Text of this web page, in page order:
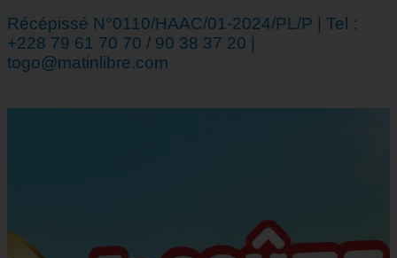
Récépissé N°0110/HAAC/01-2024/PL/P | Tel :
+228 79 61 70 70 / 90 38 37 20 |
togo@matinlibre.com